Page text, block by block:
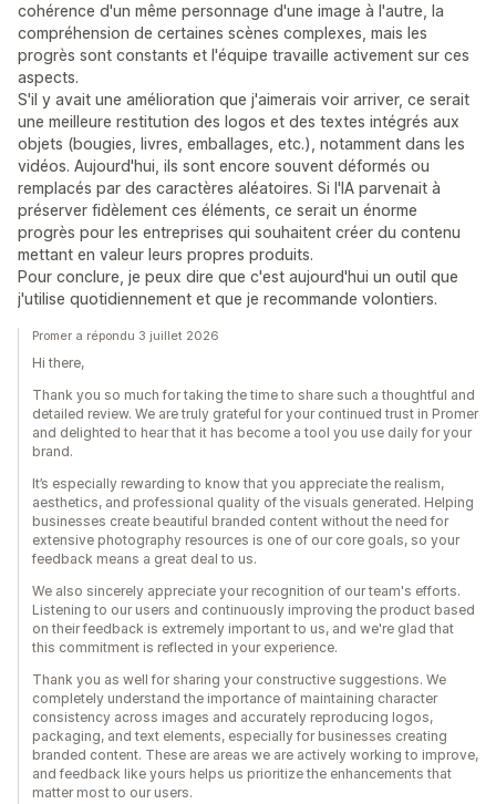
cohérence d'un même personnage d'une image à l'autre, la
compréhension de certaines scènes complexes, mais les
progrès sont constants et l'équipe travaille activement sur ces
aspects.
S'il y avait une amélioration que j'aimerais voir arriver, ce serait
une meilleure restitution des logos et des textes intégrés aux
objets (bougies, livres, emballages, etc.), notamment dans les
vidéos. Aujourd'hui, ils sont encore souvent déformés ou
remplacés par des caractères aléatoires. Si l'IA parvenait à
préserver fidèlement ces éléments, ce serait un énorme
progrès pour les entreprises qui souhaitent créer du contenu
mettant en valeur leurs propres produits.
Pour conclure, je peux dire que c'est aujourd'hui un outil que
j'utilise quotidiennement et que je recommande volontiers.
Promer a répondu 3 juillet 2026
Hi there,
Thank you so much for taking the time to share such a thoughtful and
detailed review. We are truly grateful for your continued trust in Promer
and delighted to hear that it has become a tool you use daily for your
brand.
It’s especially rewarding to know that you appreciate the realism,
aesthetics, and professional quality of the visuals generated. Helping
businesses create beautiful branded content without the need for
extensive photography resources is one of our core goals, so your
feedback means a great deal to us.
We also sincerely appreciate your recognition of our team's efforts.
Listening to our users and continuously improving the product based
on their feedback is extremely important to us, and we're glad that
this commitment is reflected in your experience.
Thank you as well for sharing your constructive suggestions. We
completely understand the importance of maintaining character
consistency across images and accurately reproducing logos,
packaging, and text elements, especially for businesses creating
branded content. These are areas we are actively working to improve,
and feedback like yours helps us prioritize the enhancements that
matter most to our users.